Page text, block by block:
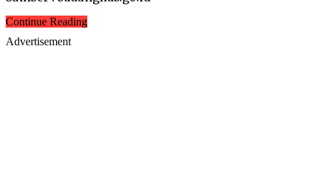
Continue Reading
Advertisement